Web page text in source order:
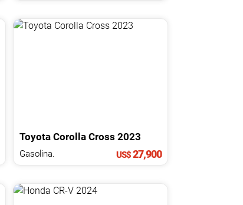
Toyota Corolla Cross 2023
Gasolina. US$27,900